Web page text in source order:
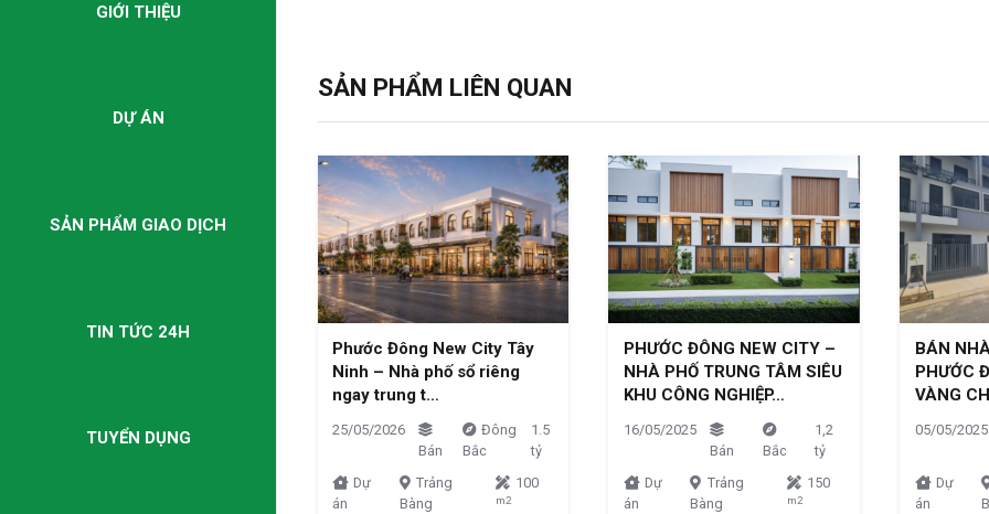
GIỚI THIỆU
DỰ ÁN
SẢN PHẨM GIAO DỊCH
TIN TỨC 24H
TUYỂN DỤNG
SẢN PHẨM LIÊN QUAN
Phước Đông New City Tây
Ninh – Nhà phố sổ riêng
ngay trung t…
25/05/2026
Bán
Đông
Bắc
1.5
tỷ
Dự
án
Trảng
Bàng
100
m2
PHƯỚC ĐÔNG NEW CITY –
NHÀ PHỐ TRUNG TÂM SIÊU
KHU CÔNG NGHIỆP…
16/05/2025
Bán
Bắc
1,2
tỷ
Dự
án
Trảng
Bàng
150
m2
BÁN
PHƯỚC
VÀNG
05/05/2025
Dự
án